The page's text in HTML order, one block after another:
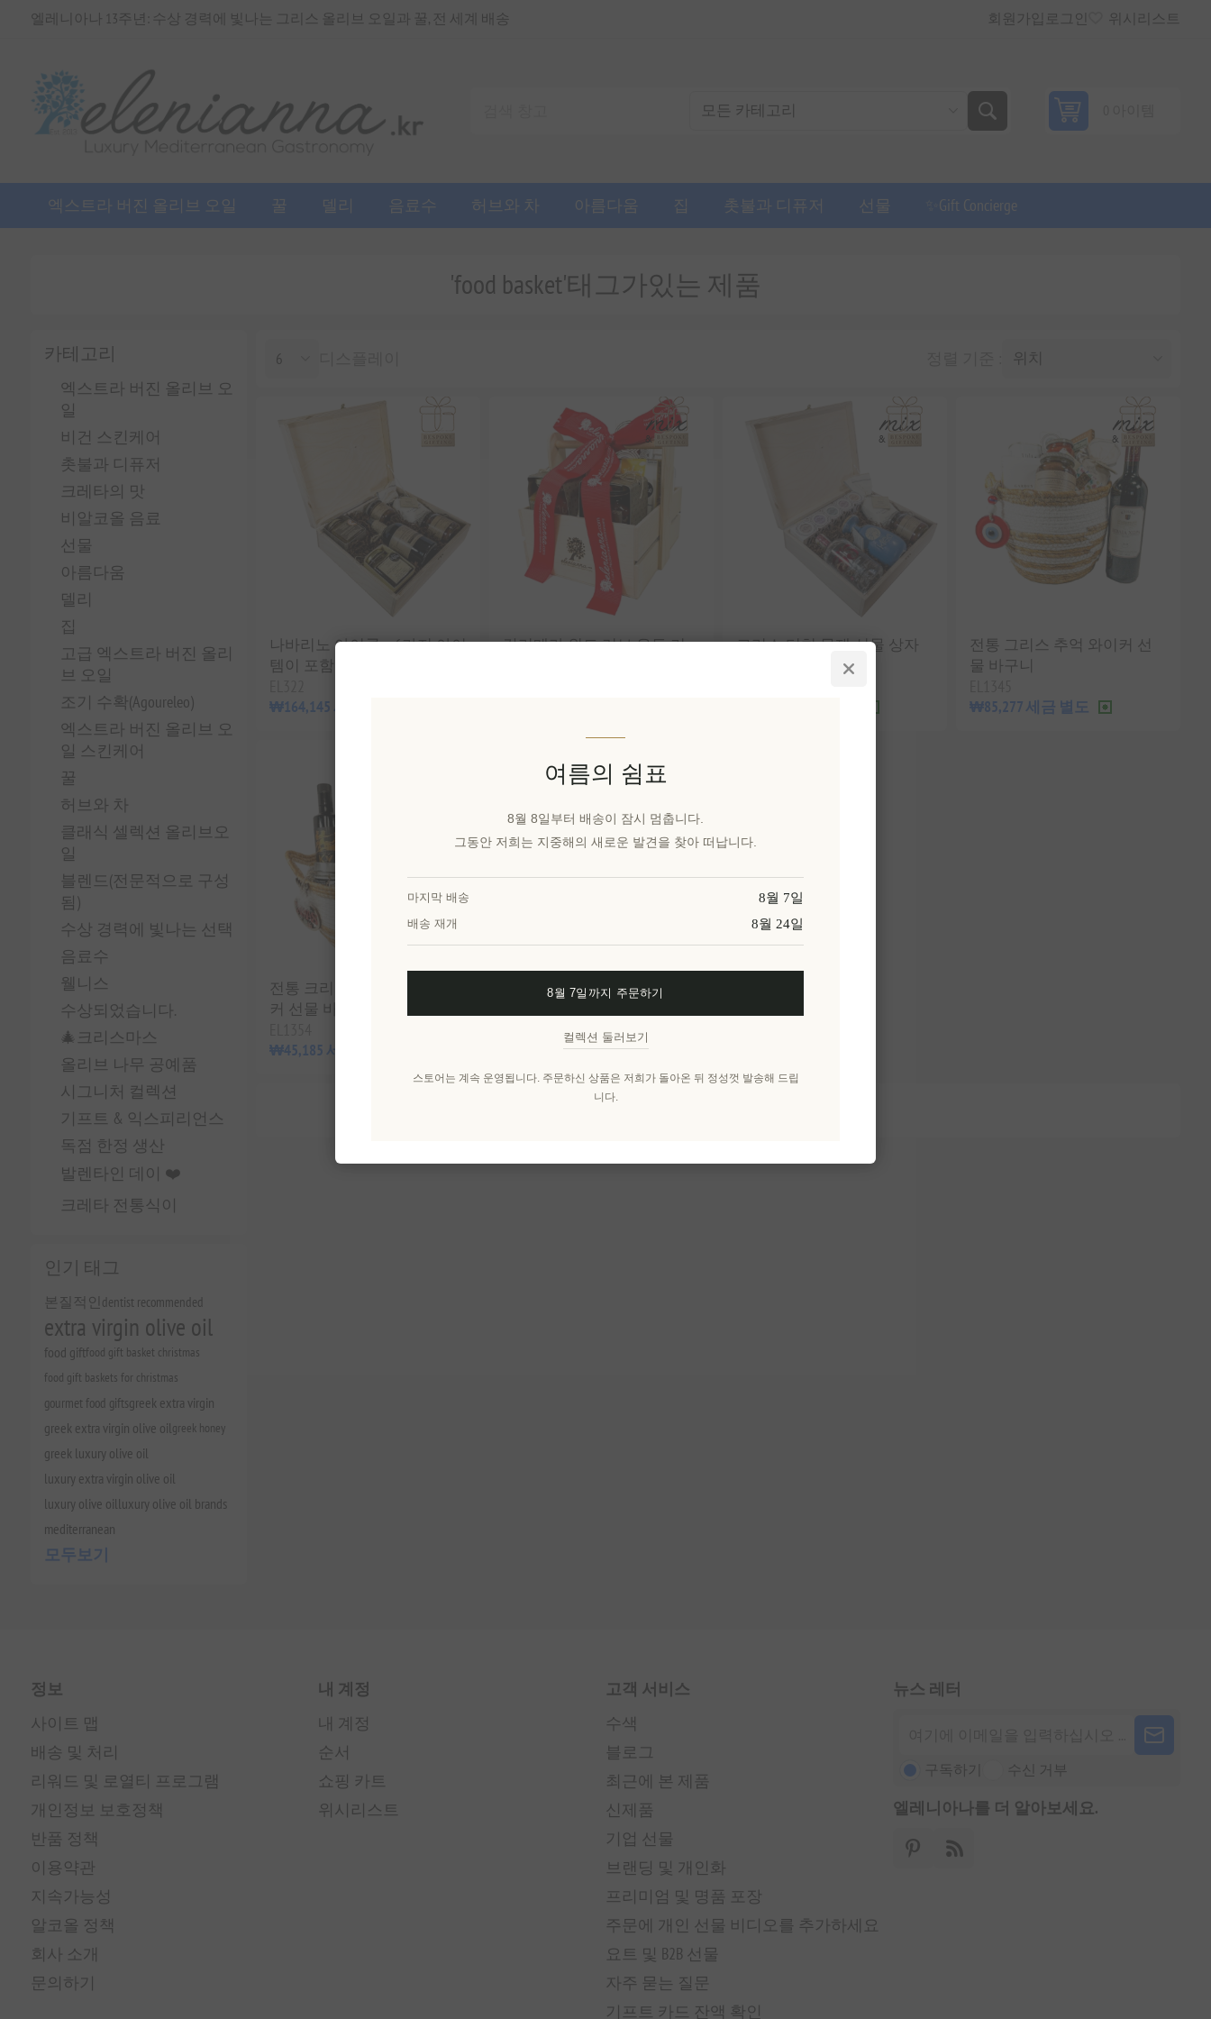
엘레니아나 13주년: 수상 경력에 빛나는 그리스 올리브 오일과 꿀, 전 세계 배송 회원가입 로그인 위시리스트
엑스트라 버진 올리브 오일 꿀 델리 음료수 허브와 차 아름다움 집 촛불과 디퓨저 선물 ✨Gift Concierge
카테고리
엑스트라 버진 올리브 오
일
비건 스킨케어
촛불과 디퓨저
크레타의 맛
비알코올 음료
선물
아름다움
델리
집
고급 엑스트라 버진 올리
브 오일
조기 수확(Agoureleo)
엑스트라 버진 올리브 오
일 스킨케어
꿀
허브와 차
클래식 셀렉션 올리브오
일
블렌드(전문적으로 구성
됨)
수상 경력에 빛나는 선택
음료수
웰니스
수상되었습니다.
🎄크리스마스
올리브 나무 공예품
시그니처 컬렉션
기프트 & 익스피리언스
독점 한정 생산
발렌타인 데이 ❤️
크레타 전통식이
인기 태그
본질적인 dentist recommended
extra virgin olive oil
food giftfood gift basket christmas
food gift baskets for christmas
gourmet food giftsgreek extra virgin
greek extra virgin olive oilgreek honey
greek luxury olive oil
luxury extra virgin olive oil
luxury olive oilluxury olive oil brands
mediterranean
모두보기
'food basket'태그가있는 제품
나바리노 아이콘 – 6가지 아이
템이 포함된 목재 선물 상자
₩164,145 세금 별도
칼리메라 위드 러브 우든 기
그리스 터치 목재 선물 상자
전통 그리스 추억 와이커 선
물 바구니
₩85,277 세금 별도
전통 크리스마스 그리스 와이
커 선물 바구니
₩45,185 세금 별도
그리스의 독특한 선물, 나무
₩128,145 세금 별도
정보
사이트 맵
배송 및 처리
리워드 및 로열티 프로그램
개인정보 보호정책
반품 정책
이용약관
지속가능성
알코올 정책
회사 소개
문의하기
내 계정
내 계정
순서
쇼핑 카트
위시리스트
고객 서비스
수색
블로그
최근에 본 제품
신제품
기업 선물
브랜딩 및 개인화
프리미엄 및 명품 포장
주문에 개인 선물 비디오를 추가하세요
요트 및 B2B 선물
자주 묻는 질문
기프트 카드 잔액 확인
뉴스 레터
구독하기 수신 거부
엘레니아나를 더 알아보세요.
여름의 쉼표
8월 8일부터 배송이 잠시 멈춥니다.
그동안 저희는 지중해의 새로운 발견을 찾아 떠납니다.
마지막 배송 8월 7일
배송 재개 8월 24일
8월 7일까지 주문하기
컬렉션 둘러보기
스토어는 계속 운영됩니다. 주문하신 상품은 저희가 돌아온 뒤 정성껏 발송해 드립
니다.